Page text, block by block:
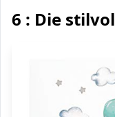
6 : Die